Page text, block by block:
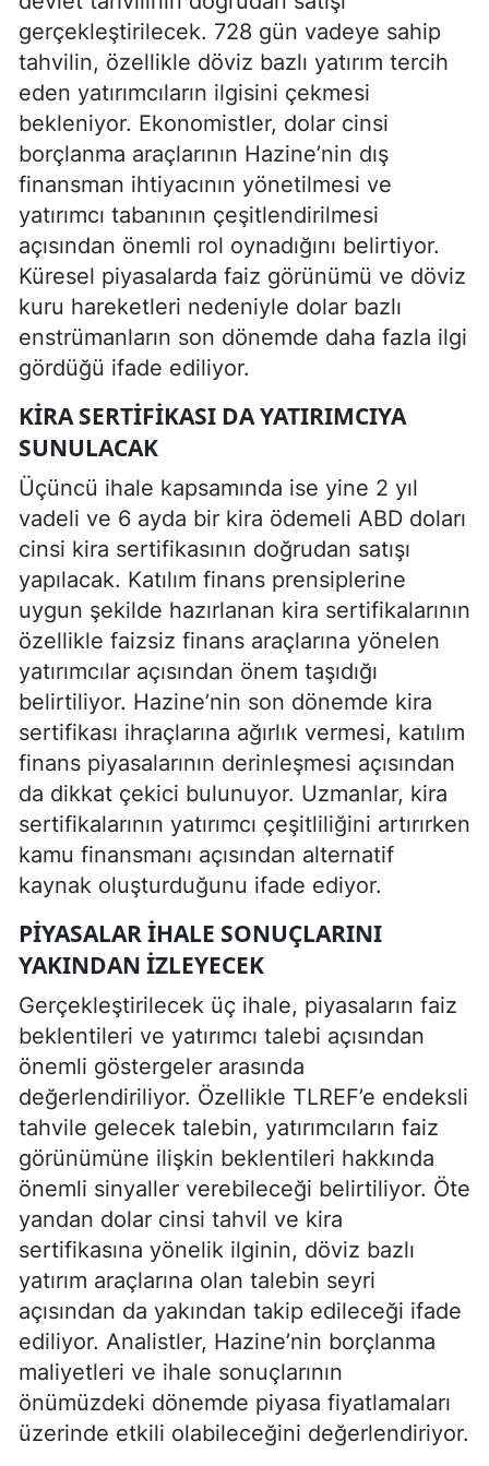
gerçekleştirilecek. 728 gün vadeye sahip
tahvilin, özellikle döviz bazlı yatırım tercih
eden yatırımcıların ilgisini çekmesi
bekleniyor. Ekonomistler, dolar cinsi
borçlanma araçlarının Hazine’nin dış
finansman ihtiyacının yönetilmesi ve
yatırımcı tabanının çeşitlendirilmesi
açısından önemli rol oynadığını belirtiyor.
Küresel piyasalarda faiz görünümü ve döviz
kuru hareketleri nedeniyle dolar bazlı
enstrümanların son dönemde daha fazla ilgi
gördüğü ifade ediliyor.
KIRA SERTIFIKASI DA YATIRIMCIYA
SUNULACAK
Üçüncü ihale kapsamında ise yine 2 yıl
vadeli ve 6 ayda bir kira ödemeli ABD doları
cinsi kira sertifikasının doğrudan satışı
yapılacak. Katılım finans prensiplerine
uygun şekilde hazırlanan kira sertifikalarının
özellikle faizsiz finans araçlarına yönelen
yatırımcılar açısından önem taşıdığı
belirtiliyor. Hazine’nin son dönemde kira
sertifikası ihraçlarına ağırlık vermesi, katılım
finans piyasalarının derinleşmesi açısından
da dikkat çekici bulunuyor. Uzmanlar, kira
sertifikalarının yatırımcı çeşitliliğini artırırken
kamu finansmanı açısından alternatif
kaynak oluşturduğunu ifade ediyor.
PIYASALAR IHALE SONUÇLARINI
YAKINDAN IZLEYECEK
Gerçekleştirilecek üç ihale, piyasaların faiz
beklentileri ve yatırımcı talebi açısından
önemli göstergeler arasında
değerlendiriliyor. Özellikle TLREF’e endeksli
tahvile gelecek talebin, yatırımcıların faiz
görünümüne ilişkin beklentileri hakkında
önemli sinyaller verebileceği belirtiliyor. Öte
yandan dolar cinsi tahvil ve kira
sertifikasına yönelik ilginin, döviz bazlı
yatırım araçlarına olan talebin seyri
açısından da yakından takip edileceği ifade
ediliyor. Analistler, Hazine’nin borçlanma
maliyetleri ve ihale sonuçlarının
önümüzdeki dönemde piyasa fiyatlamaları
üzerinde etkili olabileceğini değerlendiriyor.